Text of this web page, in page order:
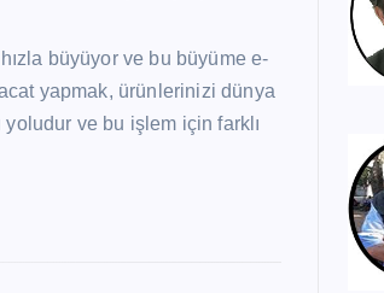
büyüyor ve bu büyüme e-
yapmak, ürünlerinizi dünya
yoludur ve bu işlem için farklı